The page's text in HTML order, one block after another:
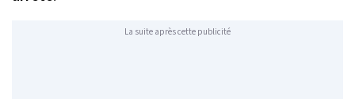
La suite après cette publicité